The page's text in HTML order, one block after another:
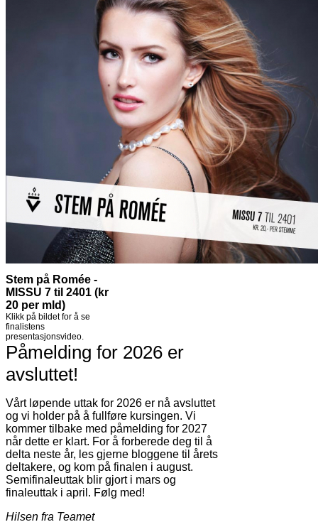
Stem på Romée -
MISSU 7 til 2401 (kr
20 per mld)
Klikk på bildet for å se
finalistens
presentasjonsvideo.
Påmelding for 2026 er
avsluttet!
Vårt løpende uttak for 2026 er nå avsluttet
og vi holder på å fullføre kursingen. Vi
kommer tilbake med påmelding for 2027
når dette er klart. For å forberede deg til å
delta neste år, les gjerne bloggene til årets
deltakere, og kom på finalen i august.
Semifinaleuttak blir gjort i mars og
finaleuttak i april. Følg med!
Hilsen fra Teamet